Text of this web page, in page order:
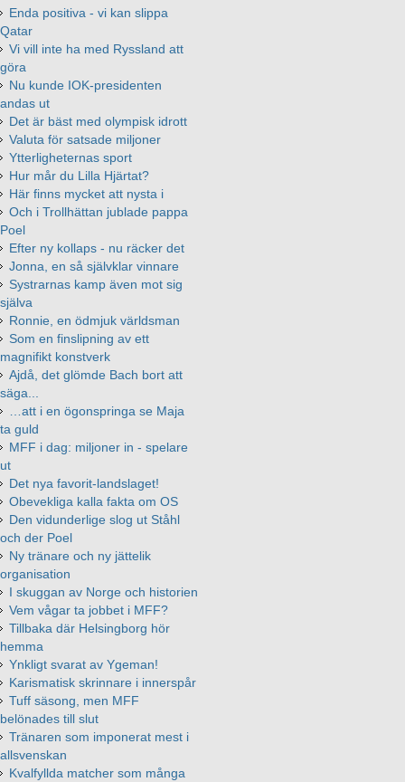
Enda positiva - vi kan slippa
Qatar
Vi vill inte ha med Ryssland att
göra
Nu kunde IOK-presidenten
andas ut
Det är bäst med olympisk idrott
Valuta för satsade miljoner
Ytterligheternas sport
Hur mår du Lilla Hjärtat?
Här finns mycket att nysta i
Och i Trollhättan jublade pappa
Poel
Efter ny kollaps - nu räcker det
Jonna, en så självklar vinnare
Systrarnas kamp även mot sig
själva
Ronnie, en ödmjuk världsman
Som en finslipning av ett
magnifikt konstverk
Ajdå, det glömde Bach bort att
säga...
…att i en ögonspringa se Maja
ta guld
MFF i dag: miljoner in - spelare
ut
Det nya favorit-landslaget!
Obevekliga kalla fakta om OS
Den vidunderlige slog ut Ståhl
och der Poel
Ny tränare och ny jättelik
organisation
I skuggan av Norge och historien
Vem vågar ta jobbet i MFF?
Tillbaka där Helsingborg hör
hemma
Ynkligt svarat av Ygeman!
Karismatisk skrinnare i innerspår
Tuff säsong, men MFF
belönades till slut
Tränaren som imponerat mest i
allsvenskan
Kvalfyllda matcher som många